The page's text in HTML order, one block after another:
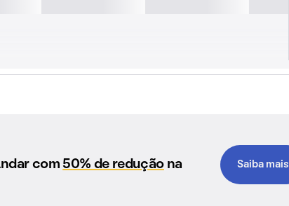
com 50% de reduçãona
Saiba mais